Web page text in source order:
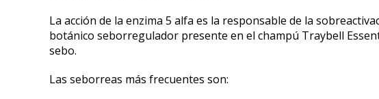
La acción de la enzima 5 alfa es la responsable de la
botánico seborregulador presente en el champú Traybell
sebo.
Las seborreas más frecuentes son: